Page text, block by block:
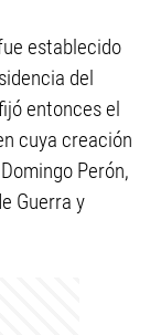
establecido
del
entonces el
cuya creación
Perón,
Guerra y